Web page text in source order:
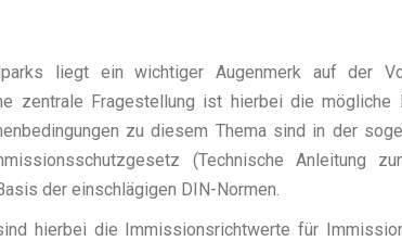
liegt ein wichtiger Augenmerk auf der
zentrale Fragestellung ist hierbei die
zu diesem Thema sind in der
(Technische Anleitung
der einschlägigen DIN-Normen.
hierbei die Immissionsrichtwerte für